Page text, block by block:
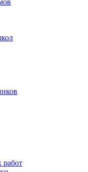
работ